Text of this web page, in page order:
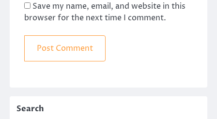
Save my name, email, and website in this
browser for the next time I comment.
Search